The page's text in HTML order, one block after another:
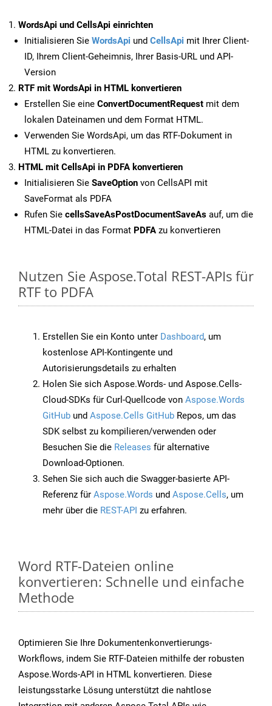
WordsApi und CellsApi einrichten
Initialisieren Sie WordsApi und CellsApi mit Ihrer Client-
ID, Ihrem Client-Geheimnis, Ihrer Basis-URL und API-
Version
RTF mit WordsApi in HTML konvertieren
Erstellen Sie eine ConvertDocumentRequest mit dem
lokalen Dateinamen und dem Format HTML.
Verwenden Sie WordsApi, um das RTF-Dokument in
HTML zu konvertieren.
HTML mit CellsApi in PDFA konvertieren
Initialisieren Sie SaveOption von CellsAPI mit
SaveFormat als PDFA
Rufen Sie cellsSaveAsPostDocumentSaveAs auf, um die
HTML-Datei in das Format PDFA zu konvertieren
Nutzen Sie Aspose.Total REST-APIs für
RTF to PDFA
Erstellen Sie ein Konto unter Dashboard, um
kostenlose API-Kontingente und
Autorisierungsdetails zu erhalten
Holen Sie sich Aspose.Words- und Aspose.Cells-
Cloud-SDKs für Curl-Quellcode von Aspose.Words
GitHub und Aspose.Cells GitHub Repos, um das
SDK selbst zu kompilieren/verwenden oder
Besuchen Sie die Releases für alternative
Download-Optionen.
Sehen Sie sich auch die Swagger-basierte API-
Referenz für Aspose.Words und Aspose.Cells, um
mehr über die REST-API zu erfahren.
Word RTF-Dateien online
konvertieren: Schnelle und einfache
Methode
Optimieren Sie Ihre Dokumentenkonvertierungs-
Workflows, indem Sie RTF-Dateien mithilfe der robusten
Aspose.Words-API in HTML konvertieren. Diese
leistungsstarke Lösung unterstützt die nahtlose